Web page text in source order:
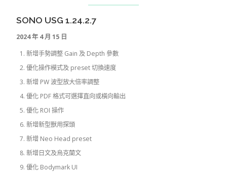
SONO USG 1.24.2.7
2024 年 4 月 15 日
新增手勢調整 Gain 及 Depth 參數
優化操作模式及 preset 切換速度
新增 PW 波型放大倍率調整
優化 PDF 格式可選擇直向或橫向輸出
優化 ROI 操作
新增新型獸用探頭
新增 Neo Head preset
新增日文及烏克蘭文
優化 Bodymark UI